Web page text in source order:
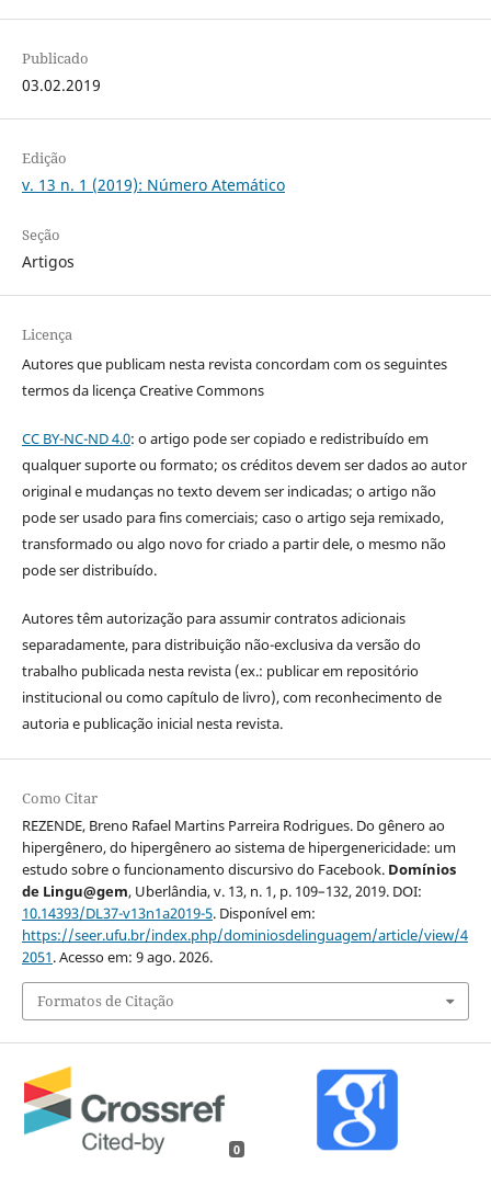
Publicado
03.02.2019
Edição
v. 13 n. 1 (2019): Número Atemático
Seção
Artigos
Licença
Autores que publicam nesta revista concordam com os seguintes
termos da licença Creative Commons
CC BY-NC-ND 4.0: o artigo pode ser copiado e redistribuído em
qualquer suporte ou formato; os créditos devem ser dados ao autor
original e mudanças no texto devem ser indicadas; o artigo não
pode ser usado para fins comerciais; caso o artigo seja remixado,
transformado ou algo novo for criado a partir dele, o mesmo não
pode ser distribuído.
Autores têm autorização para assumir contratos adicionais
separadamente, para distribuição não-exclusiva da versão do
trabalho publicada nesta revista (ex.: publicar em repositório
institucional ou como capítulo de livro), com reconhecimento de
autoria e publicação inicial nesta revista.
Como Citar
REZENDE, Breno Rafael Martins Parreira Rodrigues. Do gênero ao
hipergênero, do hipergênero ao sistema de hipergenericidade: um
estudo sobre o funcionamento discursivo do Facebook. Domínios
de Lingu@gem, Uberlândia, v. 13, n. 1, p. 109–132, 2019. DOI:
10.14393/DL37-v13n1a2019-5. Disponível em:
https://seer.ufu.br/index.php/dominiosdelinguagem/article/view/4
2051. Acesso em: 9 ago. 2026.
Formatos de Citação
0